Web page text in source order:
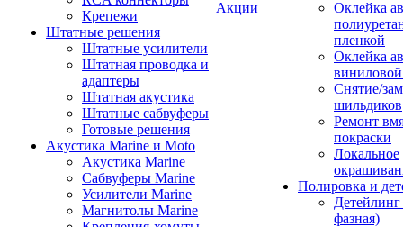
Крепежи
Штатные решения
Штатные усилители
Штатная проводка и
адаптеры
Штатная акустика
Штатные сабвуферы
Готовые решения
Акустика Marine и Moto
Акустика Marine
Сабвуферы Marine
Усилители Marine
Магнитолы Marine
Акции
Оклейка
пленкой
Оклейка
Снятие/
шильдиков
Ремонт
покраски
Локальное
Полировка и
фазная)